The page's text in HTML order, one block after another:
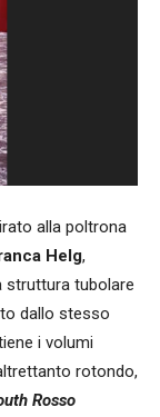
alla poltrona
Helg,
struttura tubolare
dallo stesso
i volumi
rotondo,
Rosso